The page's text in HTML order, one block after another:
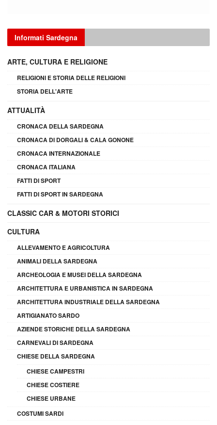
Informati Sardegna
ARTE, CULTURA E RELIGIONE
RELIGIONI E STORIA DELLE RELIGIONI
STORIA DELL'ARTE
ATTUALITÀ
CRONACA DELLA SARDEGNA
CRONACA DI DORGALI & CALA GONONE
CRONACA INTERNAZIONALE
CRONACA ITALIANA
FATTI DI SPORT
FATTI DI SPORT IN SARDEGNA
CLASSIC CAR & MOTORI STORICI
CULTURA
ALLEVAMENTO E AGRICOLTURA
ANIMALI DELLA SARDEGNA
ARCHEOLOGIA E MUSEI DELLA SARDEGNA
ARCHITETTURA E URBANISTICA IN SARDEGNA
ARCHITETTURA INDUSTRIALE DELLA SARDEGNA
ARTIGIANATO SARDO
AZIENDE STORICHE DELLA SARDEGNA
CARNEVALI DI SARDEGNA
CHIESE DELLA SARDEGNA
CHIESE CAMPESTRI
CHIESE COSTIERE
CHIESE URBANE
COSTUMI SARDI